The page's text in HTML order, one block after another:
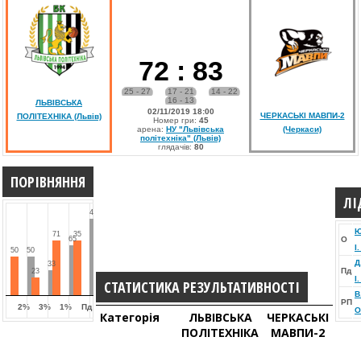
ЛЬВІВСЬКА
ПОЛІТЕХНІКА (Львів)
72 : 83
25 - 27 17 - 21
14 - 22
16 - 13
02/11/2019 18:00
Номер гри: 45
арена: НУ "Львівська
політехніка" (Львів)
глядачів: 80
ЧЕРКАСЬКІ МАВПИ-2
(Черкаси)
ПОРІВНЯННЯ
50 50
2%
23
33
3%
71
65
1%
35
49
Пд
СТАТИСТИКА РЕЗУЛЬТАТИВНОСТІ
Категорія
ЛЬВІВСЬКА
ПОЛІТЕХНІКА
ЧЕРКАСЬКІ
МАВПИ-2
О
Пд
РП